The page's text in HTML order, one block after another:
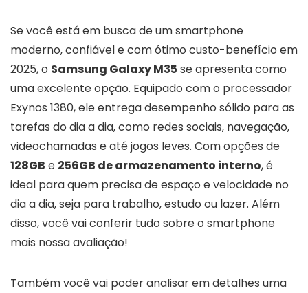
Se você está em busca de um smartphone
moderno, confiável e com ótimo custo-benefício em
2025, o Samsung Galaxy M35 se apresenta como
uma excelente opção. Equipado com o processador
Exynos 1380, ele entrega desempenho sólido para as
tarefas do dia a dia, como redes sociais, navegação,
videochamadas e até jogos leves. Com opções de
128GB e 256GB de armazenamento interno, é
ideal para quem precisa de espaço e velocidade no
dia a dia, seja para trabalho, estudo ou lazer. Além
disso, você vai conferir tudo sobre o smartphone
mais nossa avaliação!
Também você vai poder analisar em detalhes uma